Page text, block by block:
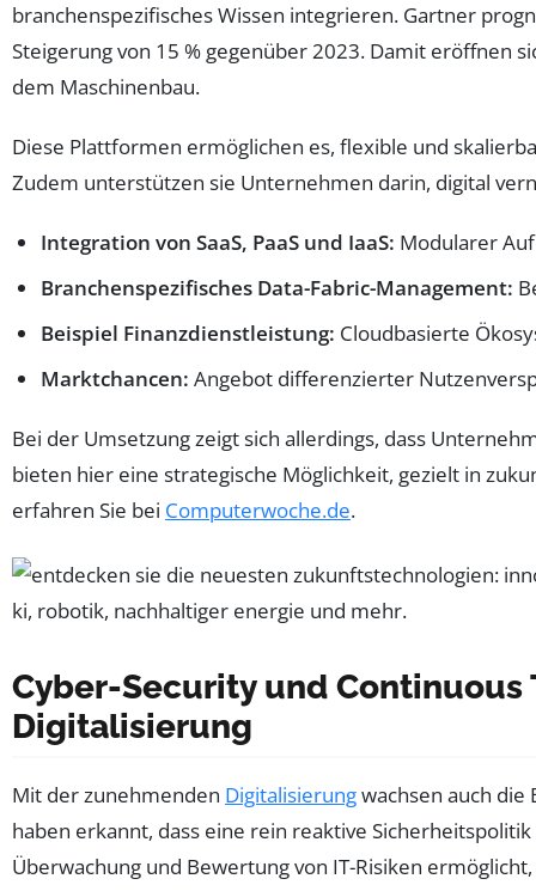
branchenspezifisches Wissen integrieren. Gartner
Steigerung von 15 % gegenüber 2023. Damit eröffnen
dem Maschinenbau.
Diese Plattformen ermöglichen es, flexible und
Zudem unterstützen sie Unternehmen darin, digital
Integration von SaaS, PaaS und IaaS: Modularer
Branchenspezifisches Data-Fabric-Management:
Beispiel Finanzdienstleistung: Cloudbasierte
Marktchancen: Angebot differenzierter
Bei der Umsetzung zeigt sich allerdings, dass
bieten hier eine strategische Möglichkeit, gezielt in
erfahren Sie bei Computerwoche.de.
Cyber-Security und Continuous
Digitalisierung
Mit der zunehmenden Digitalisierungwachsen auch
haben erkannt, dass eine rein reaktive
Überwachung und Bewertung von IT-Risiken